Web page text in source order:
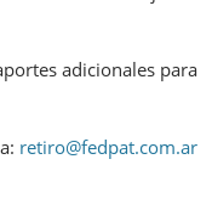
adicionales para
retiro@fedpat.com.ar